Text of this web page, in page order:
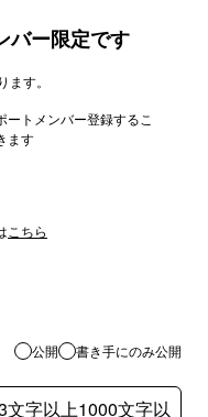
バー限定です
す。
トメンバー登録するこ
ます
こちら
公開 書き手にのみ公開